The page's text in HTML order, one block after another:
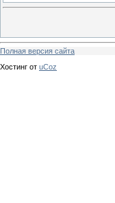
Полная версия сайта
Хостинг от uCoz